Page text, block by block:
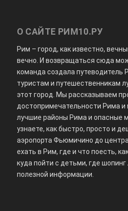
О САЙТЕ РИМ10.РУ
Рим – город, как известно,
вечно. И возвращаться сюда
команда создала путеводитель
туристам и путешественникам
этот город. Мы рассказываем
достопримечательности Рима и
лучшие районы Рима и опасные
узнаете, как быстро, просто и
аэропорта Фьюмичино до
ехать в Рим, где и что поесть,
куда пойти с детьми, где
полезной информации.